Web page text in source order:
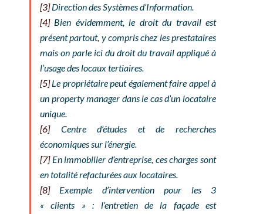
[3]Direction des Systèmes d’Information.
[4]Bien évidemment, le droit du travail est
présent partout, y compris chez les prestataires
mais on parle ici du droit du travail appliqué à
l’usage des locaux tertiaires.
[5]Le propriétaire peut également faire appel à
un property manager dans le cas d’un locataire
unique.
[6]Centre d’études et de recherches
économiques sur l’énergie.
[7]En immobilier d’entreprise, ces charges sont
en totalité refacturées aux locataires.
[8]Exemple d’intervention pour les 3
« clients » : l’entretien de la façade est